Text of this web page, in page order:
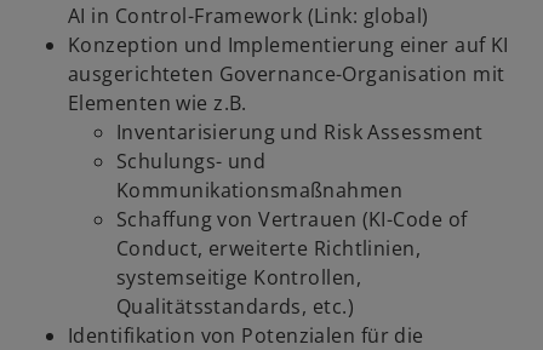
AI in Control-Framework (Link: global)
Konzeption und Implementierung einer auf KI
ausgerichteten Governance-Organisation mit
Elementen wie z.B.
Inventarisierung und Risk Assessment
Schulungs- und
Kommunikationsmaßnahmen
Schaffung von Vertrauen (KI-Code of
Conduct, erweiterte Richtlinien,
systemseitige Kontrollen,
Qualitätsstandards, etc.)
Identifikation von Potenzialen für die